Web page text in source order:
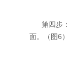
第四步
面。（图6